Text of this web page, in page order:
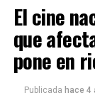
El cine
que
pone en
Publicada hace 4